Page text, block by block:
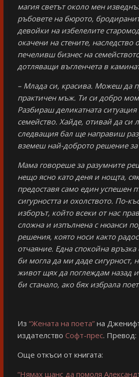
магия светът около мен
ръбовете на бюрото,
девойки на избелелите
окачени на стените, наследство
печеливш бизнес на
дотляващи въгленчета в
– Млада си, красива. Можеш да
практичен мъж. Ти си добро
Разбираш деликатната
семейство. Хайде, отивай да си
следващия бал ще направиш
вземеш най-доброто решение за
Мама говореше за разумните
нещо ясно като деня и нощта,
предоставя само един успешен
сигурността и охолството. По-
изборът, който всеки от нас
сложна и изпълнена с нюанси
решения, която носи както
отчаяние. Една спокойна
би могла да ми даде сигурност,
живот щях да поглеждам назад
би станало, ако бях избрала
Из “Жената на поета”на
издателство Софт-прес. Превод:
Още откъси от книгата:
“Нямах шанс да помоля